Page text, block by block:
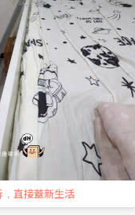
直接蓋新生活